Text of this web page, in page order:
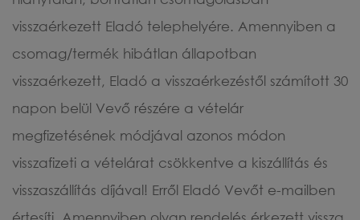
visszaérkezett Eladó telephelyére. Amennyiben a
csomag/termék hibátlan állapotban
visszaérkezett, Eladó a visszaérkezéstől számított 30
napon belül Vevő részére a vételár
megfizetésének módjával azonos módon
visszafizeti a vételárat csökkentve a kiszállítás és
visszaszállítás díjával! Erről Eladó Vevőt e-mailben